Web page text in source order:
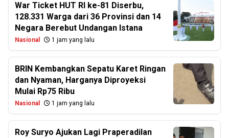
War Ticket HUT RI ke-81 Diserbu,
128.331 Warga dari 36 Provinsi dan 14
Negara Berebut Undangan Istana
Nasional 1 jam yang lalu
BRIN Kembangkan Sepatu Karet Ringan
dan Nyaman, Harganya Diproyeksi
Mulai Rp75 Ribu
Nasional 1 jam yang lalu
Roy Suryo Ajukan Lagi Praperadilan